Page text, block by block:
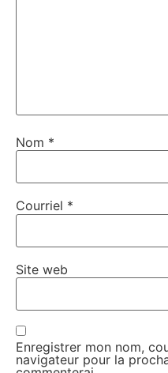
Nom *
Courriel *
Site web
Enregistrer mon nom,
navigateur pour la